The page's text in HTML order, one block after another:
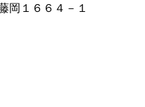
岡１６６４－１